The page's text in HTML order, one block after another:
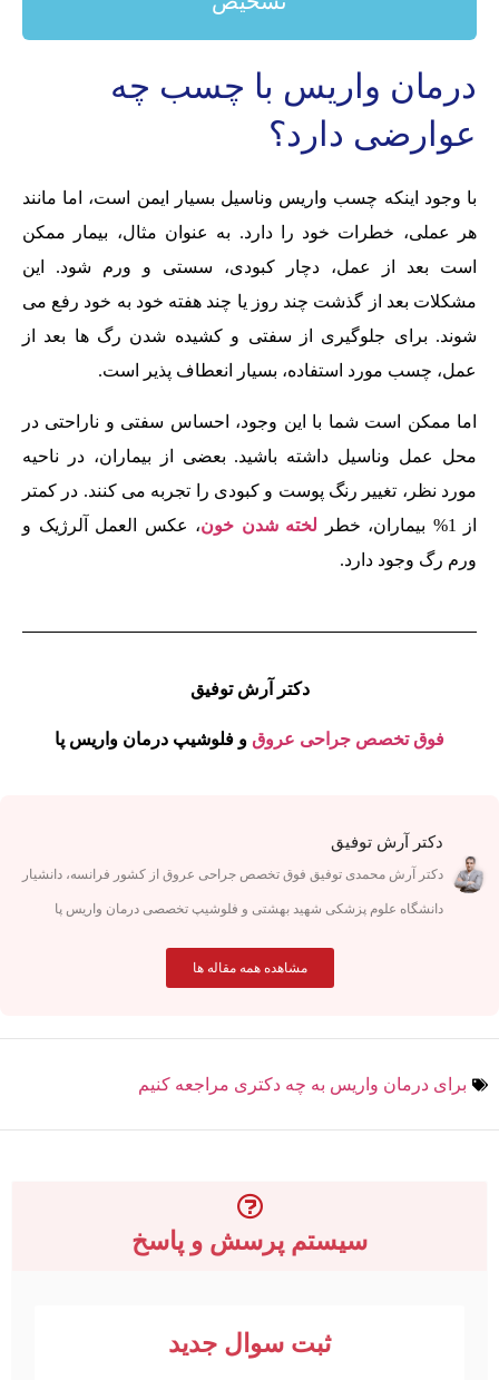
درمان واریس با چسب چه
عوارضی دارد؟
با وجود اینکه چسب واریس وناسیل بسیار ایمن است، اما مانند
هر عملی، خطرات خود را دارد. به عنوان مثال، بیمار ممکن
است بعد از عمل، دچار کبودی، سستی و ورم شود. این
مشکلات بعد از گذشت چند روز یا چند هفته خود به خود رفع می
شوند. برای جلوگیری از سفتی و کشیده شدن رگ ها بعد از
عمل، چسب مورد استفاده، بسیار انعطاف پذیر است.
اما ممکن است شما با این وجود، احساس سفتی و ناراحتی در
محل عمل وناسیل داشته باشید. بعضی از بیماران، در ناحیه
مورد نظر، تغییر رنگ پوست و کبودی را تجربه می کنند. در کمتر
از 1% بیماران، خطر
لخته شدن خون، عکس العمل آلرژیک و
ورم رگ وجود دارد.
دکتر آرش توفیق
فوق تخصص جراحی عروق و فلوشیپ درمان واریس پا
دکتر آرش توفیق
دکتر آرش محمدی توفیق فوق تخصص جراحی عروق از کشور فرانسه، دانشیار
دانشگاه علوم پزشکی شهید بهشتی و فلوشیپ تخصصی درمان واریس پا
مشاهده همه مقاله ها
برای درمان واریس به چه دکتری مراجعه کنیم
سیستم پرسش و پاسخ
ثبت سوال جدید